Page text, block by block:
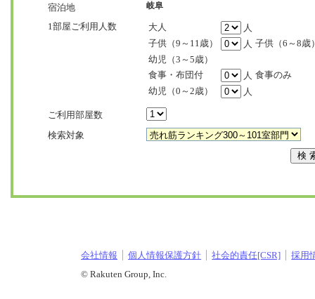
宿泊地 岐阜
1部屋ご利用人数 大人
人
子供（9～11歳）
人 子供（6～8歳
幼児（3～5歳）
食事・布団付
人 食事のみ
幼児（0～2歳）
人
ご利用部屋数
検索対象
会社情報 個人情報保護方針 社会的責任[CSR]
採用
© Rakuten Group, Inc.